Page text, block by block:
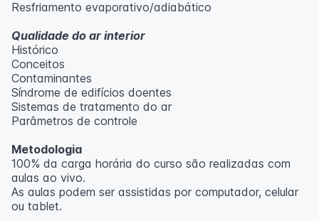
Resfriamento evaporativo/adiabático
Qualidade do ar interior
Histórico
Conceitos
Contaminantes
Síndrome de edifícios doentes
Sistemas de tratamento do ar
Parâmetros de controle
Metodologia
100% da carga horária do curso são realizadas com
aulas ao vivo.
As aulas podem ser assistidas por computador, celular
ou tablet.